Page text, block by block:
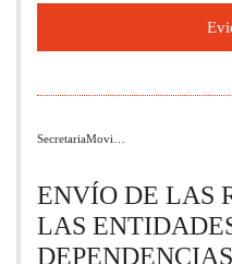
SecretariaMovi…
ENVÍO DE LAS
LAS